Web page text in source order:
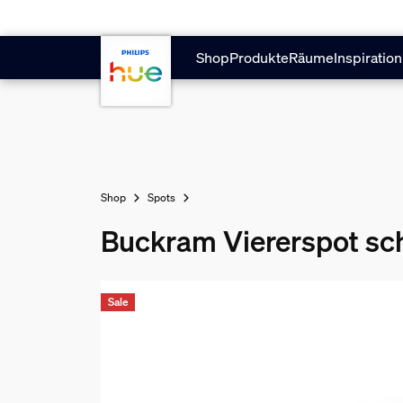
ShopProdukteRäumeInspiration
Shop Spots
Buckram Viererspot
Sale